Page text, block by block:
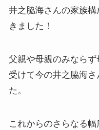
井之脇海さんの家族
きました！
父親や母親のみなら
受けて今の井之脇海
た。
これからのさらなる